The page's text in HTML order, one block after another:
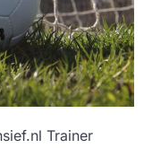
Trainer